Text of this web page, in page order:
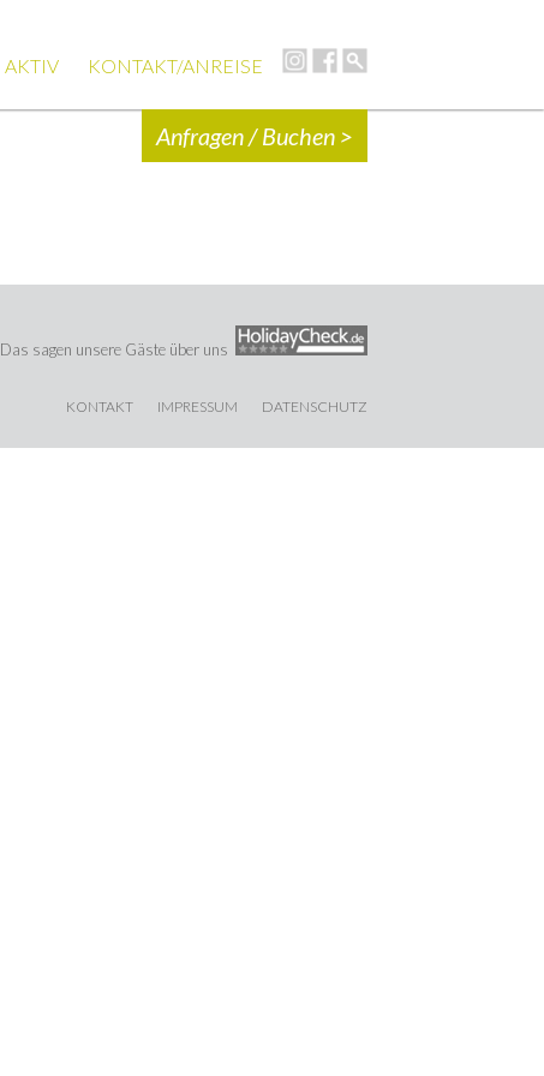
AKTIV KONTAKT/ANREISE
Anfragen / Buchen >
Das sagen unsere Gäste über uns
KONTAKT IMPRESSUM DATENSCHUTZ